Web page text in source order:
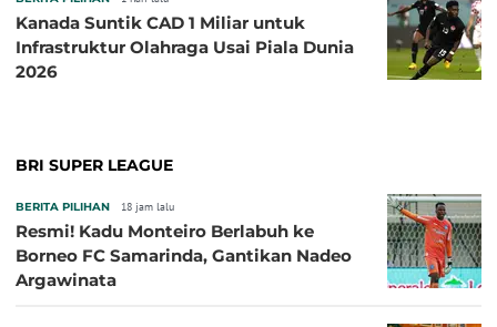
Kanada Suntik CAD 1 Miliar untuk
Infrastruktur Olahraga Usai Piala Dunia
2026
BRI SUPER LEAGUE
BERITA PILIHAN 18 jam lalu
Resmi! Kadu Monteiro Berlabuh ke
Borneo FC Samarinda, Gantikan Nadeo
Argawinata